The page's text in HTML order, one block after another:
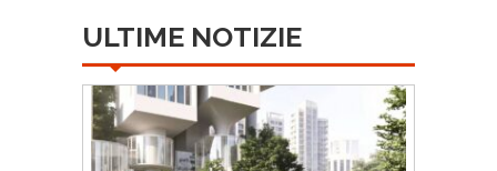
ULTIME NOTIZIE